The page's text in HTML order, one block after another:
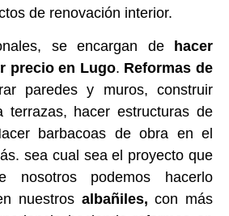
de renovación interior.
se encargan de
hacer
precio en Lugo. Reformas de
paredes y muros, construir
terrazas, hacer estructuras de
barbacoas de obra en el
sea cual sea el proyecto que
nosotros podemos hacerlo
nuestros albañiles, con más